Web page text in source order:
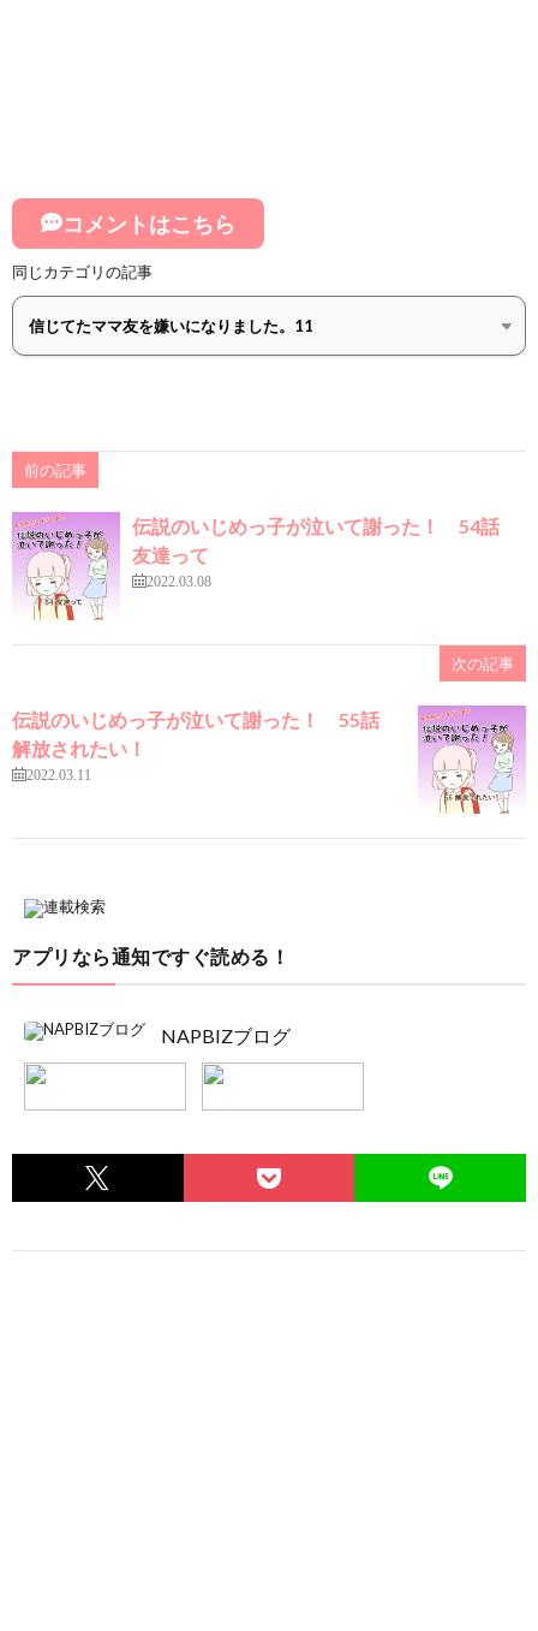
コメントはこちら
同じカテゴリの記事
前の記事
伝説のいじめっ子が泣いて謝った！ 54話
友達って
2022.03.08
次の記事
伝説のいじめっ子が泣いて謝った！ 55話
解放されたい！
2022.03.11
アプリなら通知ですぐ読める！
NAPBIZブログ